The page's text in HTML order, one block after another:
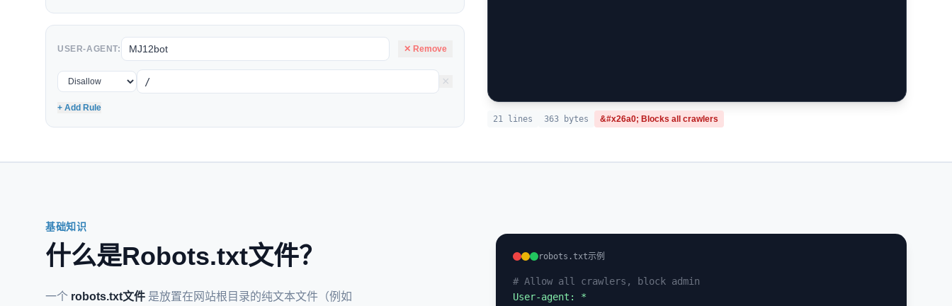
USER-AGENT: ✕ Remove
×
+ Add Rule
21 lines 363 bytes &#x26a0; Blocks all crawlers
基础知识
什么是Robots.txt文件？
一个 robots.txt文件 是放置在网站根目录的纯文本文件（例如
robots.txt示例
# Allow all crawlers, block admin
User-agent: *